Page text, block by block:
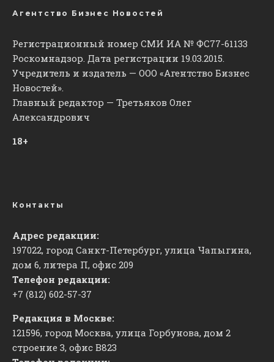
Агентство Бизнес Новостей
Регистрационный номер СМИ ИА № ФС77-61133
Роскомнадзор. Дата регистрации 19.03.2015.
Учредитель и издатель — ООО «Агентство Бизнес
Новостей».
Главный редактор — Третьяков Олег
Александрович
18+
Контакты
Адрес редакции:
197022, город Санкт-Петербург, улица Чапыгина,
дом 6, литера П, офис 209
Телефон редакции:
+7 (812) 602-57-37
Редакция в Москве:
121596, город Москва, улица Горбунова, дом 2
строение 3, офис ​В823